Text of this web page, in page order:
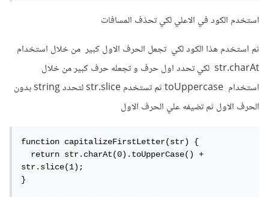
استخدم الكود في الاعلي لكي تحذف المسافات
ثم استخدم هذا الكود لكي تجعل الحرف الاول كبير من خلال استخدام
str.charAt لكي تحدد اول حرف و تجعله حرف كبير من خلال
استخدام toUppercase ثم تستخدم str.slice لتحدد string بدون
الحرف الاول ثم تضيفه علي الحرف الاول
function capitalizeFirstLetter(str) {
  return str.charAt(0).toUpperCase() +
str.slice(1);
}